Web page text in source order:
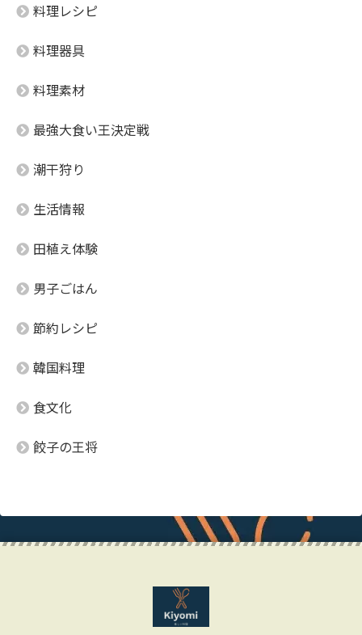
料理レシピ
料理器具
料理素材
最強大食い王決定戦
潮干狩り
生活情報
田植え体験
男子ごはん
節約レシピ
韓国料理
食文化
餃子の王将